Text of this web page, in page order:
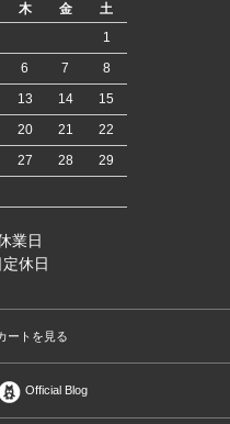
木 金
土
1
6 7
8
13 14
15
20 21
22
27 28
29
業日
休日
ートを見る
Official Blog